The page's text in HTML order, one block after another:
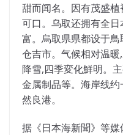
甜而闻名。因有茂盛植
可口。乌取还拥有全
富。烏取県県都设于
仓吉市。气候相对温暖
降雪,四季変化鮮明。
金属制品等。 海岸线约
然良港。
据《日本海新聞》等